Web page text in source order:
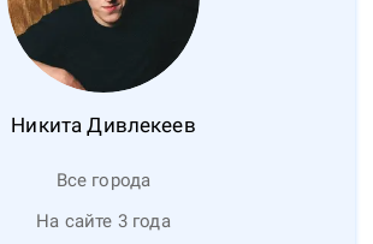
Никита Дивлекеев
Все города
На сайте 3 года